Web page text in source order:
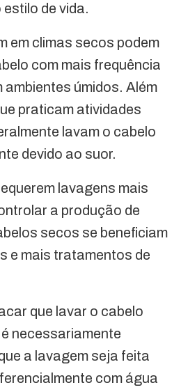
estilo de vida.
em climas secos podem
com mais frequência
ambientes úmidos. Além
praticam atividades
lavam o cabelo
devido ao suor.
lavagens mais
a produção de
secos se beneficiam
e mais tratamentos de
que lavar o cabelo
necessariamente
a lavagem seja feita
com água